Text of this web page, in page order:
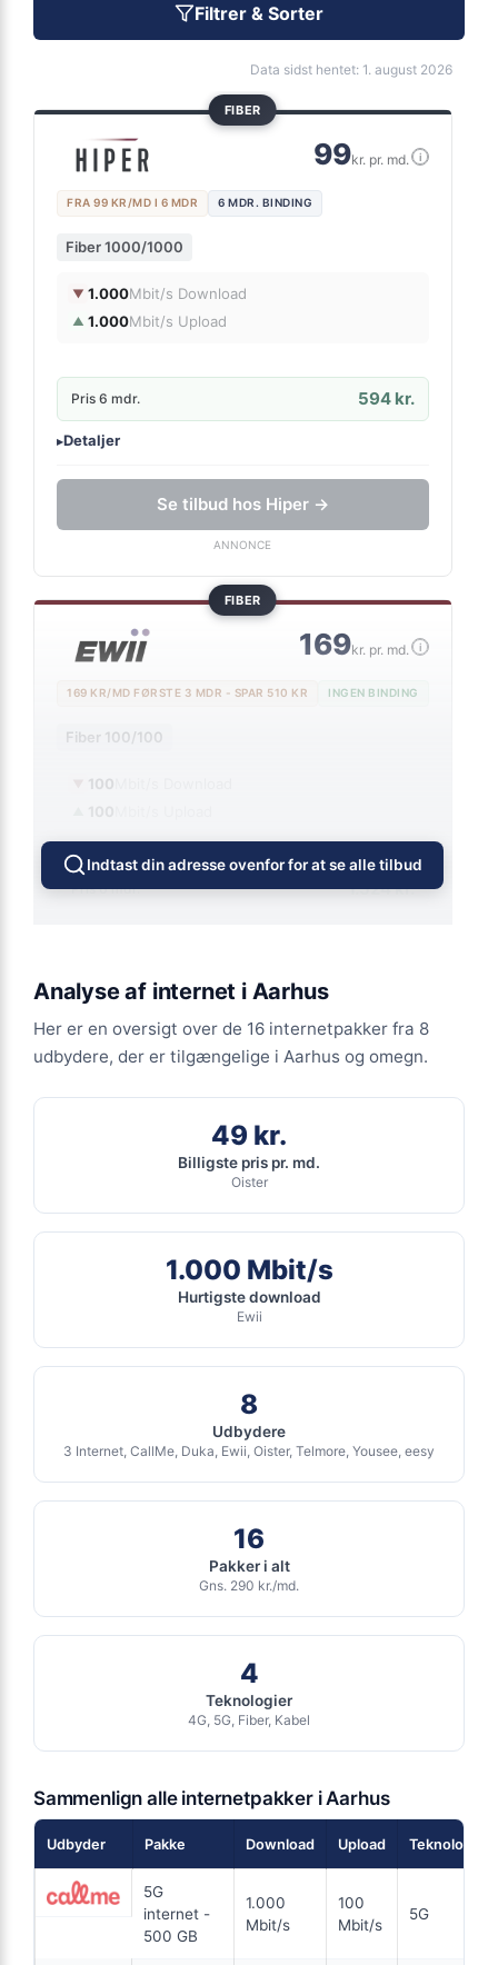
Filtrer & Sorter
Data sidst hentet: 1. august 2026
FIBER
99kr. pr. md. i
FRA 99 KR/MD I 6 MDR 6 MDR. BINDING
Fiber 1000/1000
▼ 1.000Mbit/s Download
▲ 1.000Mbit/s Upload
Pris 6 mdr. 594 kr.
▸Detaljer
Se tilbud hos Hiper →
ANNONCE
FIBER
169kr. pr. md. i
169 KR/MD FØRSTE 3 MDR - SPAR 510 KR INGEN BINDING
Fiber 100/100
100
Pris 6 mdr. 1.524 kr.
Ingen binding
Gratis oprettelse
Se tilbud hos Ewii →
ANNONCE
Fiber 1000/1000
Mbit/s Download
Mbit/s Upload
0 kr. oprettelse
Gratis oprettelse
Se tilbud hos Ewii →
FIBER
149
FRA 149 KR/MD FØRSTE 6 MDR
▲ 500Mbit/s Upload
Pris 6 mdr. 894 kr.
Detaljer
0 kr. oprettelse
Indtast din adresse ovenfor for at se alle tilbud
Analyse af internet i Aarhus
Her er en oversigt over de 16 internetpakker fra 8
udbydere, der er tilgængelige i Aarhus og omegn.
49 kr.
Billigste pris pr. md.
Oister
1.000 Mbit/s
Hurtigste download
Ewii
8
Udbydere
3 Internet, CallMe, Duka, Ewii, Oister, Telmore, Yousee, eesy
16
Pakker i alt
Gns. 290 kr./md.
4
Teknologier
4G, 5G, Fiber, Kabel
Sammenlign alle internetpakker i Aarhus
Udbyder Pakke Download Upload Teknologi
5G
internet -
500 GB
1.000
Mbit/s
100
Mbit/s
5G